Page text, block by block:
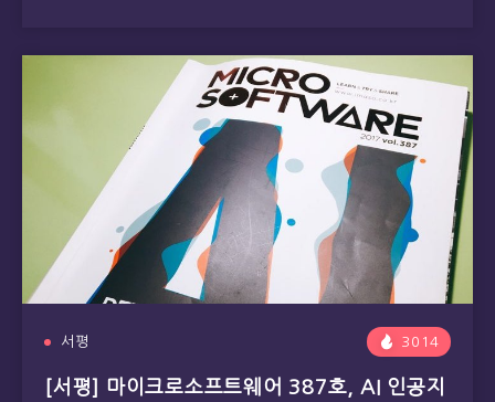
서평 3014
[서평] 마이크로소프트웨어 387호, AI 인공지